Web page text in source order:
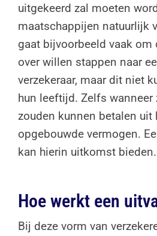
uitgekeerd zal moeten
maatschappijen natuurlijk
gaat bijvoorbeeld vaak om
over willen stappen naar
verzekeraar, maar dit niet
hun leeftijd. Zelfs wanneer
zouden kunnen betalen uit
opgebouwde vermogen.
kan hierin uitkomst bieden.
Hoe werkt een
Bij deze vorm van